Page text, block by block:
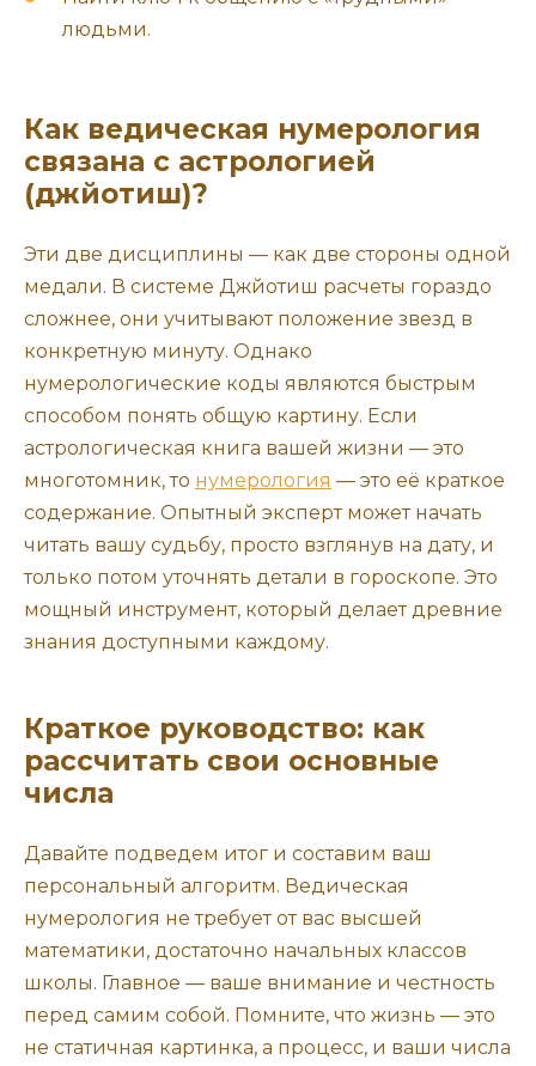
людьми.
Как ведическая нумерология
связана с астрологией
(джйотиш)?
Эти две дисциплины — как две стороны одной
медали. В системе Джйотиш расчеты гораздо
сложнее, они учитывают положение звезд в
конкретную минуту. Однако
нумерологические коды являются быстрым
способом понять общую картину. Если
астрологическая книга вашей жизни — это
многотомник, то нумерология — это её краткое
содержание. Опытный эксперт может начать
читать вашу судьбу, просто взглянув на дату, и
только потом уточнять детали в гороскопе. Это
мощный инструмент, который делает древние
знания доступными каждому.
Краткое руководство: как
рассчитать свои основные
числа
Давайте подведем итог и составим ваш
персональный алгоритм. Ведическая
нумерология не требует от вас высшей
математики, достаточно начальных классов
школы. Главное — ваше внимание и честность
перед самим собой. Помните, что жизнь — это
не статичная картинка, а процесс, и ваши числа